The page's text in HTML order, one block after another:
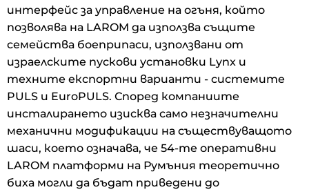
интерфейс за управление на огъня, който
позволява на LAROM да използва същите
семейства боеприпаси, използвани от
израелските пускови установки Lynx и
техните експортни варианти - системите
PULS и EuroPULS. Според компаниите
инсталирането изисква само незначителни
механични модификации на съществуващото
шаси, което означава, че 54-те оперативни
LAROM платформи на Румъния теоретично
биха могли да бъдат приведени до